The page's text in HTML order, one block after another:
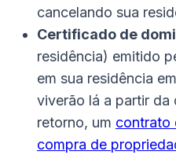
cancelando sua
Certificado de
residência) emitido
em sua residência
viverão lá a partir da
retorno, um contrato
compra de